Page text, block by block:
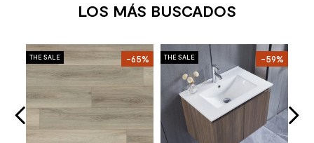
LOS MÁS BUSCADOS
THE SALE -65% THE SALE -59%